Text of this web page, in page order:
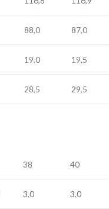
88,0 87,0
19,0 19,5
28,5 29,5
38 40
3,0 3,0